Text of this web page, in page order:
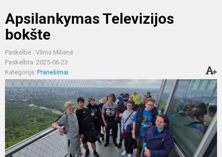
Apsilankymas Televizijos
bokšte
Paskelbė : Vilma Milienė
Paskelbta: 2025-06-23
Kategorija: Pranešimai